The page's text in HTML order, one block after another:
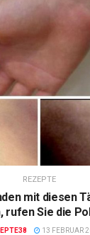
REZEPTE
mit diesen
rufen Sie die
13 FEBRUAR